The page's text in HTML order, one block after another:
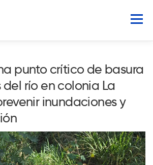
Menú
COCOIN
punto crítico de basura
del río en colonia La
inundaciones y